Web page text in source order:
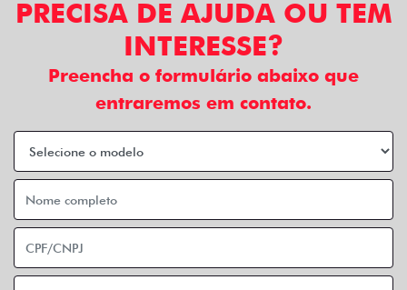
PRECISA DE AJUDA OU TEM
INTERESSE?
Preencha o formulário abaixo que
entraremos em contato.